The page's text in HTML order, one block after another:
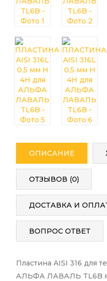
ОПИСАНИЕ
ОТЗЫВОВ (0)
ДОСТАВКА И
ВОПРОС ОТВЕТ
Пластина AISI 316 для
АЛЬФА ЛАВАЛЬ TL6B